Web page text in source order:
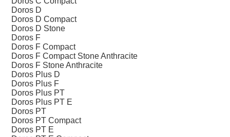
Doros D
Doros D Compact
Doros D Stone
Doros F
Doros F Compact
Doros F Compact Stone Anthracite
Doros F Stone Anthracite
Doros Plus D
Doros Plus F
Doros Plus PT
Doros Plus PT E
Doros PT
Doros PT Compact
Doros PT E